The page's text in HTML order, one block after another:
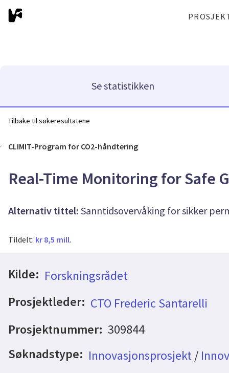
Se statistikken
Tilbake til søkeresultatene
CLIMIT-Program for CO2-håndtering
Real-Time Monitoring for Safe
Alternativ tittel: Sanntidsovervåking for sikker
Tildelt: kr 8,5 mill.
Kilde: Forskningsrådet
Prosjektleder: CTO Frederic Santarelli
Prosjektnummer: 309844
Søknadstype: Innovasjonsprosjekt/